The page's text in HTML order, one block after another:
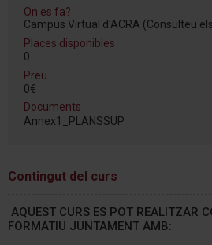
On es fa?
Campus Virtual d'ACRA (Consulteu
Places disponibles
0
Preu
0€
Documents
Annex1_PLANSSUP
Contingut del curs
AQUEST CURS ES POT REALITZAR
FORMATIU JUNTAMENT AMB: